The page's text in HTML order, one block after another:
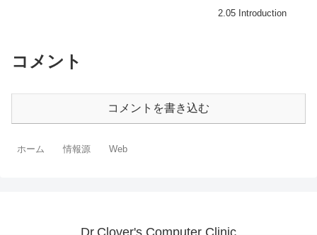
2.05 Introduction
コメント
コメントを書き込む
ホーム 情報源 Web